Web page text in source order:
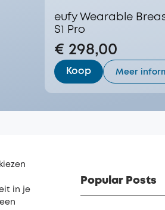
eufy Wearable
S1 Pro
€ 298,00
Koop Meer
in je
Popular Posts